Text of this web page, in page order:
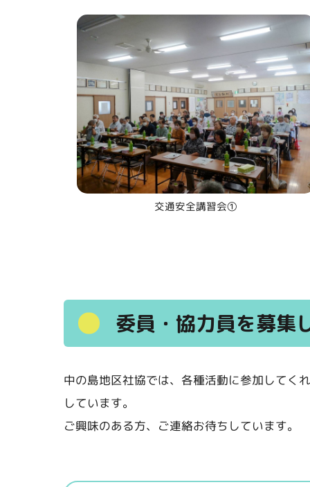
交通安全講習会①
委員・協力員を募集
中の島地区社協では、各種活動に参加してく
しています。
ご興味のある方、ご連絡お待ちしています。